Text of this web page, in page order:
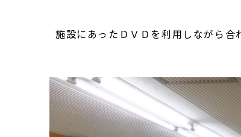
施設にあったＤＶＤを利用しながら合